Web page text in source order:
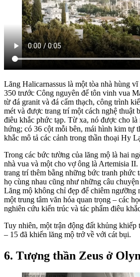
Lăng Halicarnassus là một tòa nhà hùng
350 trước Công nguyên để tôn vinh vua
từ đá granit và đá cẩm thạch, công trình
mét và được trang trí một cách nghệ thuật
điêu khắc phức tạp. Từ xa, nó được cho là
hứng; có 36 cột mỗi bên, mái hình kim tự
khắc mô tả các cảnh trong thần thoại Hy
Trong các bức tường của lăng mộ là hai
nhà vua và một cho vợ ông là Artemisia
trang trí thêm bằng những bức tranh phức
họ cùng nhau cũng như những câu
Lăng mộ không chỉ đẹp để chiêm ngưỡng
một trung tâm văn hóa quan trọng – các
nghiên cứu kiến trúc và tác phẩm điêu
Tuy nhiên, một trận động đất khủng khiếp
– 15 đã khiến lăng mộ trở về với cát bụi.
6. Tượng thần Zeus ở